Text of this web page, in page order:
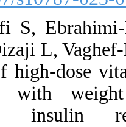
34.
MA, Lotfi-
SR. Effect